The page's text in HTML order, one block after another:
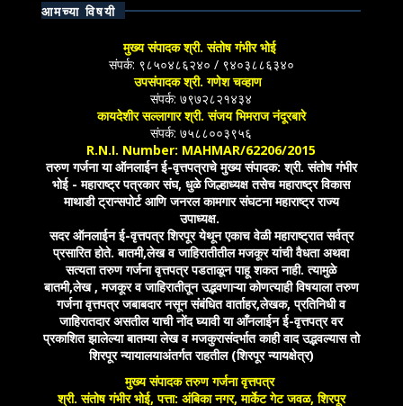
आमच्या विषयी
मुख्य संपादक श्री. संतोष गंभीर भोई
संपर्क: ९८५०४८६२४० / ९४०३८८६३४०
उपसंपादक श्री. गणेश चव्हाण
संपर्क: ७९७२८२१४३४
कायदेशीर सल्लागार श्री. संजय भिमराज नंदूरबारे
संपर्क: ७५८८००३९५६
R.N.I. Number: MAHMAR/62206/2015
तरुण गर्जना या ऑनलाईन ई-वृत्तपत्राचे मुख्य संपादक: श्री. संतोष गंभीर
भोई - महाराष्ट्र पत्रकार संघ, धुळे जिल्हाध्यक्ष तसेच महाराष्ट्र विकास
माथाडी ट्रान्सपोर्ट आणि जनरल कामगार संघटना महाराष्ट्र राज्य
उपाध्यक्ष.
सदर ऑनलाईन ई-वृत्तपत्र शिरपूर येथून एकाच वेळी महाराष्ट्रात सर्वत्र
प्रसारित होते. बातमी,लेख व जाहिरातीतील मजकूर यांची वैधता अथवा
सत्यता तरुण गर्जना वृत्तपत्र पडताळून पाहू शकत नाही. त्यामुळे
बातमी,लेख , मजकूर व जाहिरातीतून उद्भवणाऱ्या कोणत्याही विषयाला तरुण
गर्जना वृत्तपत्र जबाबदार नसून संबंधित वार्ताहर,लेखक, प्रतिनिधी व
जाहिरातदार असतील याची नोंद घ्यावी या आँनलाईन ई-वृत्तपत्र वर
प्रकाशित झालेल्या बातम्या लेख व मजकुरासंदर्भात काही वाद उद्भवल्यास तो
शिरपूर न्यायालयाअंतर्गत राहतील (शिरपूर न्यायक्षेत्र)
मुख्य संपादक तरुण गर्जना वृत्तपत्र
श्री. संतोष गंभीर भोई, पत्ता: अंबिका नगर, मार्केट गेट जवळ, शिरपूर